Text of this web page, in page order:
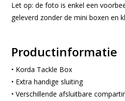
Let op: de foto is enkel een
geleverd zonder de mini boxen en
Productinformatie
• Korda Tackle Box
• Extra handige sluiting
• Verschillende afsluitbare